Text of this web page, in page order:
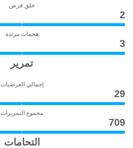
خلق فرص
2
هجمات مرتدة
3
تمرير
إجمالي العرضيات
29
مجموع التمريرات
709
التحامات